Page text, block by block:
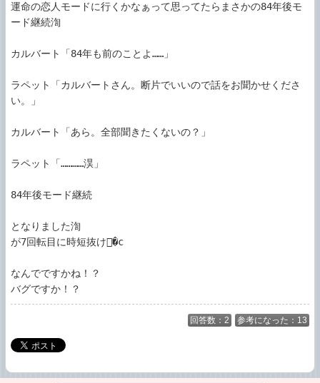
運命の恋人モードに行くかなぁって思ってたらまさかの84年後モ
ード継続渹
カルバート「84年も前のことよ……」
ラペット「カルバートさん。断片でいいので話をお聞かせくださ
い。」
カルバート「あら。全部聞きたくないの？」
ラペット「…………淏」
84年後モード継続
となりました渹
が7回転目に時短抜け�c
なんでですかね！？
バグですか！？
回答数：2 参考になった：13